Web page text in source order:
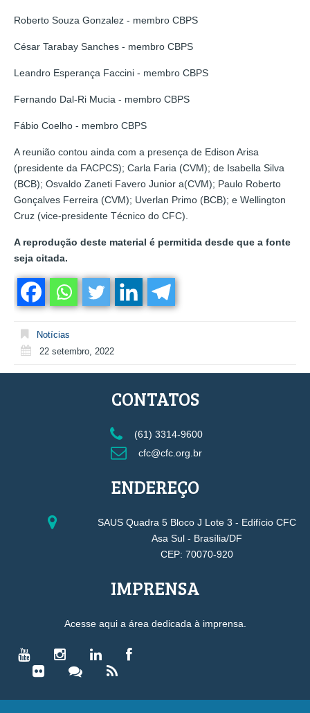
Roberto Souza Gonzalez - membro CBPS
César Tarabay Sanches - membro CBPS
Leandro Esperança Faccini - membro CBPS
Fernando Dal-Ri Mucia - membro CBPS
Fábio Coelho - membro CBPS
A reunião contou ainda com a presença de Edison Arisa
(presidente da FACPCS); Carla Faria (CVM); de Isabella Silva
(BCB); Osvaldo Zaneti Favero Junior a(CVM); Paulo Roberto
Gonçalves Ferreira (CVM); Uverlan Primo (BCB); e Wellington
Cruz (vice-presidente Técnico do CFC).
A reprodução deste material é permitida desde que a fonte
seja citada.
Notícias
22 setembro, 2022
CONTATOS
(61) 3314-9600
cfc@cfc.org.br
ENDEREÇO
SAUS Quadra 5 Bloco J Lote 3 - Edifício CFC
Asa Sul - Brasília/DF
CEP: 70070-920
IMPRENSA
Acesse aqui a área dedicada à imprensa.